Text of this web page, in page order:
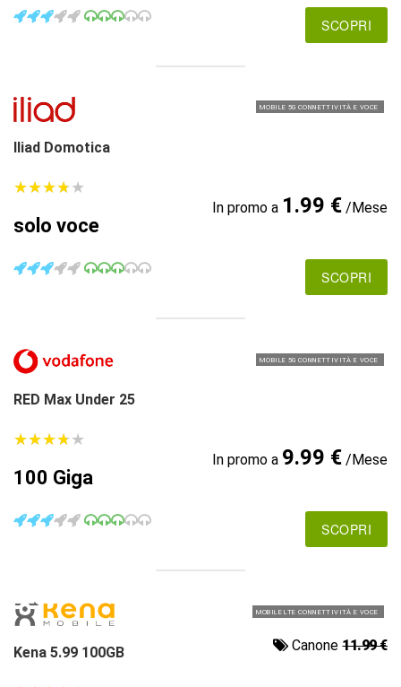
SCOPRI
MOBILE 5G CONNETTIVITÀ E VOCE
Iliad Domotica
★★★★★
★★★★★
solo voce
In promo a 1.99 €/Mese
SCOPRI
MOBILE 5G CONNETTIVITÀ E VOCE
RED Max Under 25
★★★★★
★★★★★
100 Giga
In promo a 9.99 €/Mese
SCOPRI
MOBILE LTE CONNETTIVITÀ E VOCE
Kena 5.99 100GB Canone11.99 €